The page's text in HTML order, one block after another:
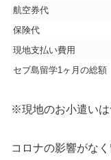
航空券代
保険代
現地支払い費用
セブ島留学1ヶ月の総額
※現地のお小遣いは
コロナの影響がな